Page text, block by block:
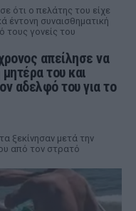
ότι ο πελάτης του είχε
έντονη συναισθηματική
τους γονείς του
απείλησε να
του και
αδελφό του για το
ξεκίνησαν μετά την
από τον στρατό